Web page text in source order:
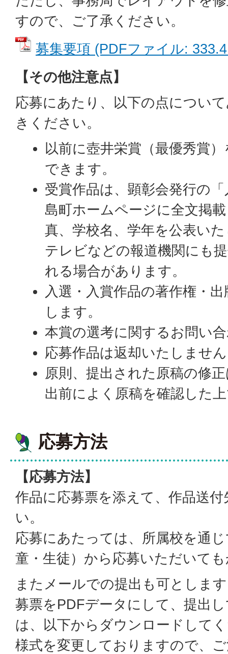
すので、ご了承ください。
募集要項 (PDFファイル:
【その他注意点】
応募にあたり、以下の点につい
きください。
以前に壺井栄賞（最優秀賞
できます。
受賞作品は、顕彰会発行の
島町ホームページに全文掲
真、学校名、学年を公表い
テレビなどの報道機関にも
れる場合があります。
入選・入賞作品の著作権・
します。
本賞の選考に関するお問い
応募作品は返却いたしませ
原則、提出された原稿の修
出前によく原稿を確認した
応募方法
【応募方法】
作品に応募票を添えて、作品送
い。
応募にあたっては、所属校を通
童・生徒）から応募いただいて
またメールでの提出も可としま
募票をPDFデータにして、提出
は、以下からダウンロードして
様式を変更しておりますので、